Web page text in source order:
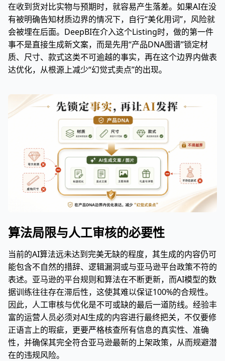
在收到货对比实物与预期时，就容易产生落差。如果AI在没
有被明确告知材质边界的情况下，自行“美化用词”，风险就
会被埋在后面。DeepBI在介入这个Listing时，做的第一件
事不是直接生成新文案，而是先用“产品DNA图谱”锁定材
质、尺寸、款式这类不可逾越的事实，再在这个边界内做表
达优化，从根源上减少“幻觉式卖点”的出现。
算法局限与人工审核的必要性
当前的AI算法远未达到完美无缺的程度，其生成的内容仍可
能包含不自然的措辞、逻辑漏洞或与亚马逊平台政策不符的
表述。亚马逊的平台规则和算法在不断更新，而AI模型的数
据训练往往存在滞后性，这使其难以保证100%的合规性。
因此，人工审核与优化是不可或缺的最后一道防线。经验丰
富的运营人员必须对AI生成的内容进行最终把关，不仅要修
正语言上的瑕疵，更要严格核查所有信息的真实性、准确
性，并确保其完全符合亚马逊最新的上架政策，从而规避潜
在的违规风险。